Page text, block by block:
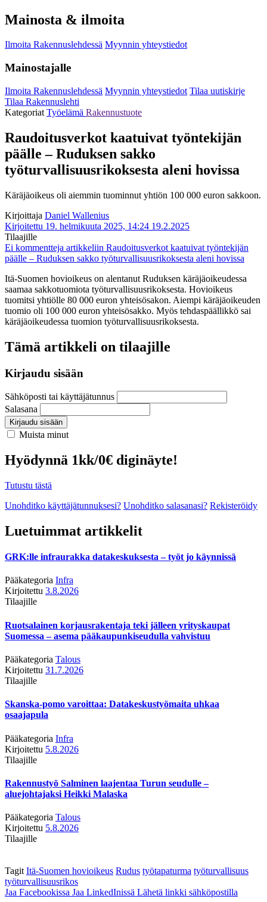
Mainosta & ilmoita
Ilmoita Rakennuslehdessä Myynnin yhteystiedot
Mainostajalle
Ilmoita Rakennuslehdessä Myynnin yhteystiedot Tilaa uutiskirje
Tilaa Rakennuslehti
Kategoriat Työelämä Rakennustuote
Raudoitusverkot kaatuivat työntekijän
päälle – Ruduksen sakko
työturvallisuusrikoksesta aleni hovissa
Käräjäoikeus oli aiemmin tuominnut yhtiön 100 000 euron sakkoon.
Kirjoittaja Daniel Wallenius
Kirjoitettu 19. helmikuuta 2025, 14:24 19.2.2025
Tilaajille
Ei kommentteja artikkeliin Raudoitusverkot kaatuivat työntekijän
päälle – Ruduksen sakko työturvallisuusrikoksesta aleni hovissa
Itä-Suomen hovioikeus on alentanut Ruduksen käräjäoikeudessa
saamaa sakkotuomiota työturvallisuusrikoksesta. Hovioikeus
tuomitsi yhtiölle 80 000 euron yhteisösakon. Aiempi käräjäoikeuden
tuomio oli 100 000 euron yhteisösakko. Myös tehdaspäällikkö sai
käräjäoikeudessa tuomion työturvallisuusrikoksesta.
Tämä artikkeli on tilaajille
Kirjaudu sisään
Sähköposti tai käyttäjätunnus
Salasana
Kirjaudu sisään
Muista minut
Hyödynnä 1kk/0€ diginäyte!
Tutustu tästä
Unohditko käyttäjätunnuksesi? Unohditko salasanasi? Rekisteröidy
Luetuimmat artikkelit
GRK:lle infraurakka datakeskuksesta – työt jo käynnissä
Pääkategoria Infra
Kirjoitettu 3.8.2026
Tilaajille
Ruotsalainen korjausrakentaja teki jälleen yrityskaupat
Suomessa – asema pääkaupunkiseudulla vahvistuu
Pääkategoria Talous
Kirjoitettu 31.7.2026
Tilaajille
Skanska-pomo varoittaa: Datakeskustyömaita uhkaa
osaajapula
Pääkategoria Infra
Kirjoitettu 5.8.2026
Tilaajille
Rakennustyö Salminen laajentaa Turun seudulle –
aluejohtajaksi Heikki Malaska
Pääkategoria Talous
Kirjoitettu 5.8.2026
Tilaajille
Tagit Itä-Suomen hovioikeus Rudus työtapaturma työturvallisuus
työturvallisuusrikos
Jaa Facebookissa Jaa LinkedInissä Lähetä linkki sähköpostilla